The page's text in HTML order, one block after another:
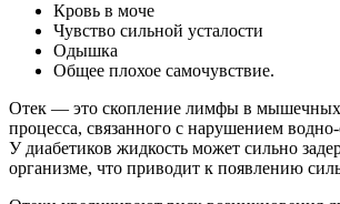
Кровь в моче
Чувство сильной усталости
Одышка
Общее плохое самочувствие.
Отек — это скопление лимфы в мышечных
процесса, связанного с нарушением водно-
У диабетиков жидкость может сильно
организме, что приводит к появлению